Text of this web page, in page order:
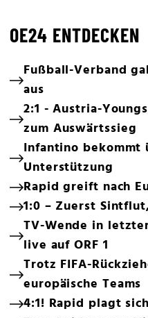
OE24 ENTDECKEN
Fußball-Verband
aus
2:1 - Austria-
zum Auswärtssieg
Infantino bekommt
Unterstützung
Rapid greift nach
1:0 – Zuerst
TV-Wende in
live auf ORF 1
Trotz FIFA-
europäische Teams
4:1! Rapid plagt